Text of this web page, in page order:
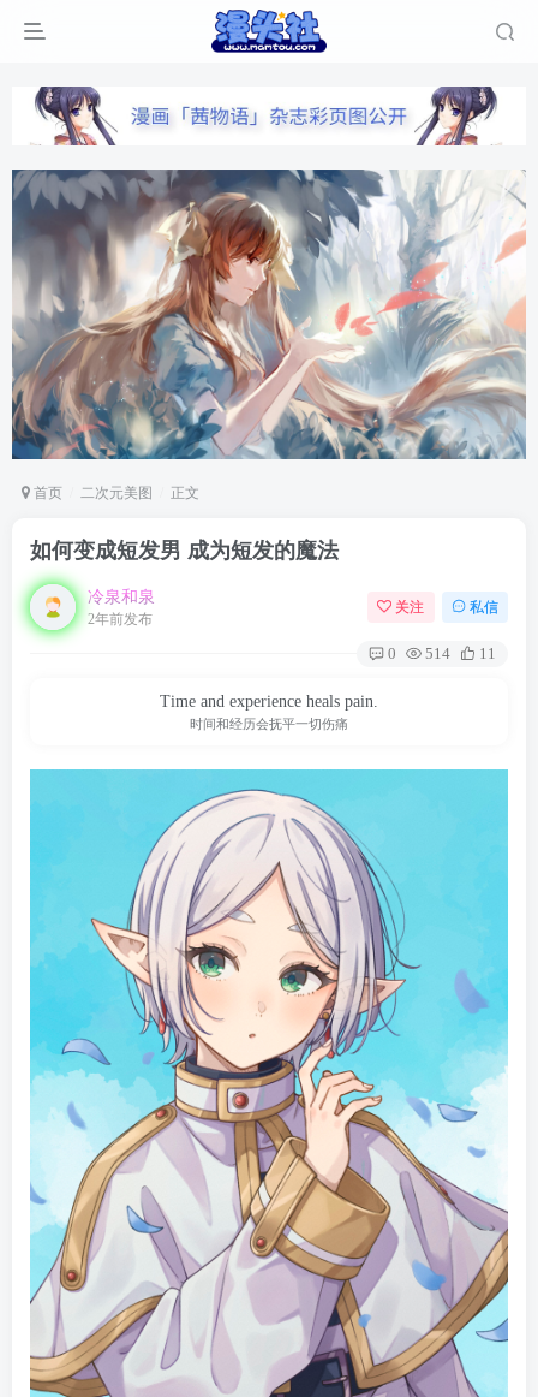
首页 二次元美图 正文
如何变成短发男 成为短发的魔法
冷泉和泉
2年前发布
关注 私信
0 514 11
Time and experience heals pain.
时间和经历会抚平一切伤痛